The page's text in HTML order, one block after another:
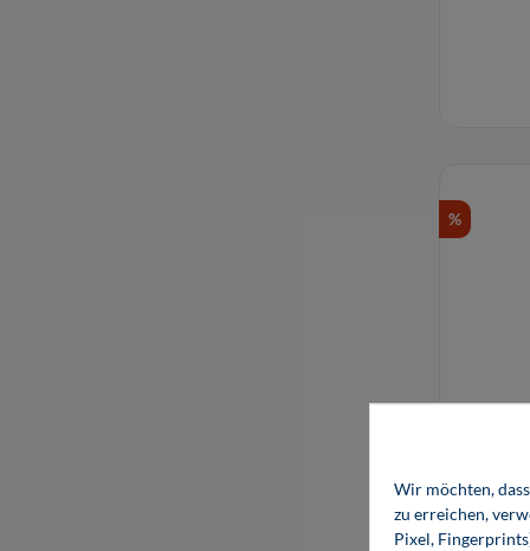
%
Wir möchten,
zu erreichen,
Pixel,